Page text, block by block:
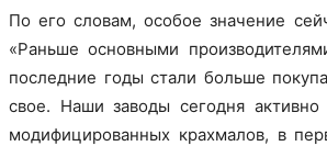
По его словам, особое значение
«Раньше основными
последние годы стали больше
свое. Наши заводы сегодня
модифицированных крахмалов, в